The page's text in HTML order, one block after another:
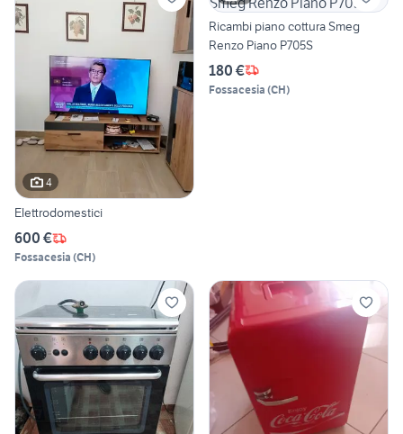
4
Elettrodomestici
600 €
Fossacesia (CH)
Ricambi piano cottura Smeg
Renzo Piano P705S
180 €
Fossacesia (CH)